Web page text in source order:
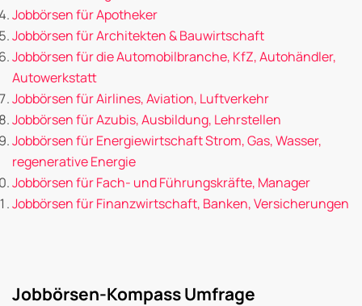
Jobbörsen für Apotheker
Jobbörsen für Architekten & Bauwirtschaft
Jobbörsen für die Automobilbranche, KfZ, Autohändler,
Autowerkstatt
Jobbörsen für Airlines, Aviation, Luftverkehr
Jobbörsen für Azubis, Ausbildung, Lehrstellen
Jobbörsen für Energiewirtschaft Strom, Gas, Wasser,
regenerative Energie
Jobbörsen für Fach- und Führungskräfte, Manager
Jobbörsen für Finanzwirtschaft, Banken, Versicherungen
Jobbörsen-Kompass Umfrage